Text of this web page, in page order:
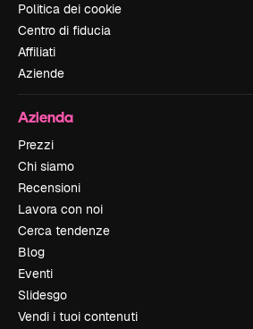
Politica dei cookie
Centro di fiducia
Affiliati
Aziende
Azienda
Prezzi
Chi siamo
Recensioni
Lavora con noi
Cerca tendenze
Blog
Eventi
Slidesgo
Vendi i tuoi contenuti